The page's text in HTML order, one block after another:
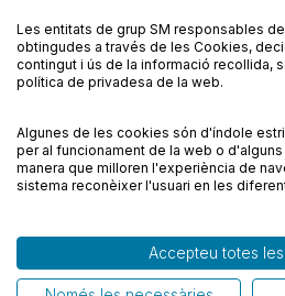
Condicions de compra
Política de cookies
Política
Contacte
© CESMA/PPC – Tots els
Les entitats de grup SM responsables
obtingudes a través de les Cookies,
contingut i ús de la informació recollida,
política de privadesa de la web.
Algunes de les cookies són d'índole
per al funcionament de la web o
manera que milloren l'experiència de
sistema reconèixer l'usuari en les
Accepteu totes